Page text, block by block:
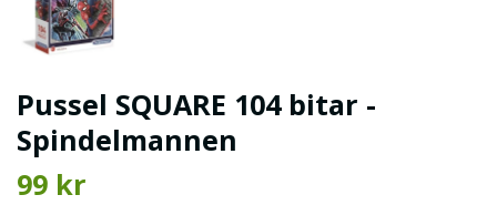
Pussel SQUARE 104 bitar -
Spindelmannen
99 kr